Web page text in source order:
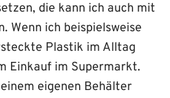
die kann ich auch mit
Wenn ich beispielsweise
Plastik im Alltag
Einkauf im Supermarkt.
eigenen Behälter